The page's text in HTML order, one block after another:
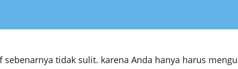
sebenarnya tidak sulit. karena Anda hanya harus